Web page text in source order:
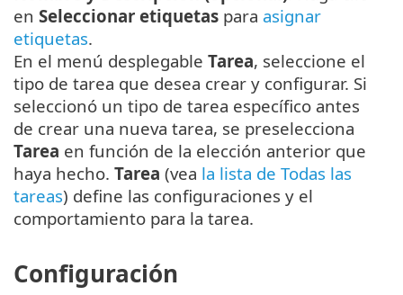
en Seleccionar etiquetas para asignar
etiquetas.
En el menú desplegable Tarea, seleccione el
tipo de tarea que desea crear y configurar. Si
seleccionó un tipo de tarea específico antes
de crear una nueva tarea, se preselecciona
Tarea en función de la elección anterior que
haya hecho. Tarea (vea la lista de Todas las
tareas) define las configuraciones y el
comportamiento para la tarea.
Configuración